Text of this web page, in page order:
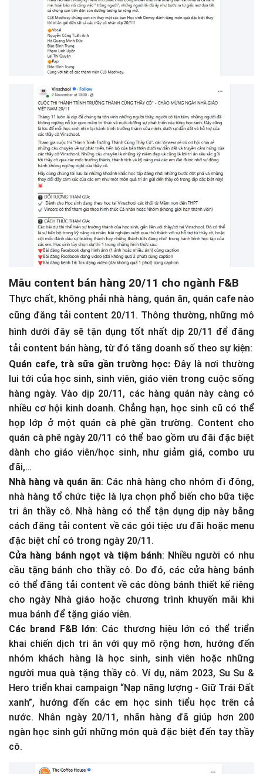
Mẫu content bán hàng 20/11 cho ngành F&B
Thực chất, không phải nhà hàng, quán ăn, quán cafe nào
cũng đăng tải content 20/11. Thông thường, những mô
hình dưới đây sẽ tận dụng tốt nhất dịp 20/11 để đăng
tải content bán hàng, từ đó tăng doanh số theo sự kiện:
Quán cafe, trà sữa gần trường học: Đây là nơi thường
lui tới của học sinh, sinh viên, giáo viên trong cuộc sống
hàng ngày. Vào dịp 20/11, các hàng quán này càng có
nhiều cơ hội kinh doanh. Chẳng hạn, học sinh cũ có thể
họp lớp ở một quán cà phê gần trường. Content cho
quán cà phê ngày 20/11 có thể bao gồm ưu đãi đặc biệt
dành cho giáo viên/học sinh, như giảm giá, combo ưu
đãi,…
Nhà hàng và quán ăn: Các nhà hàng cho nhóm đi đông,
nhà hàng tổ chức tiệc là lựa chọn phổ biến cho bữa tiệc
tri ân thầy cô. Nhà hàng có thể tận dụng dịp này bằng
cách đăng tải content về các gói tiệc ưu đãi hoặc menu
đặc biệt chỉ có trong ngày 20/11.
Cửa hàng bánh ngọt và tiệm bánh: Nhiều người có nhu
cầu tặng bánh cho thầy cô. Do đó, các cửa hàng bánh
có thể đăng tải content về các dòng bánh thiết kế riêng
cho ngày Nhà giáo hoặc chương trình khuyến mãi khi
mua bánh để tặng giáo viên.
Các brand F&B lớn: Các thương hiệu lớn có thể triển
khai chiến dịch tri ân với quy mô rộng hơn, hướng đến
nhóm khách hàng là học sinh, sinh viên hoặc những
người mua quà tặng thầy cô. Ví dụ, năm 2023, Su Su &
Hero triển khai campaign “Nạp năng lượng - Giữ Trái Đất
xanh”, hướng đến các em học sinh tiểu học trên cả
nước. Nhân ngày 20/11, nhãn hàng đã giúp hơn 200
ngàn học sinh gửi những món quà đặc biệt đến tay thầy
cô.